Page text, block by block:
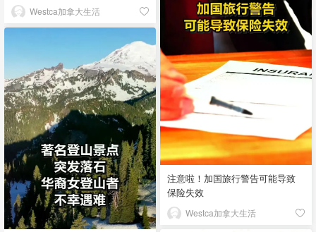
Westca加拿大生活
注意啦！加国旅行警告可能导致
保险失效
Westca加拿大生活